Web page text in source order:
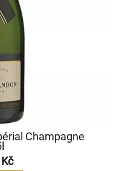
Champagne